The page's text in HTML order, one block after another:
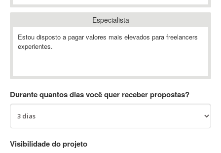
Ableton
Ableton Push
Abstract
AC3
ACID Pro
Especialista
Estou disposto a pagar valores mais elevados para freelancers
experientes.
Durante quantos dias você quer receber propostas?
Visibilidade do projeto